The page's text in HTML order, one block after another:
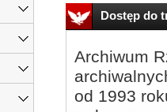
Dostęp do
Archiwum
od 1993